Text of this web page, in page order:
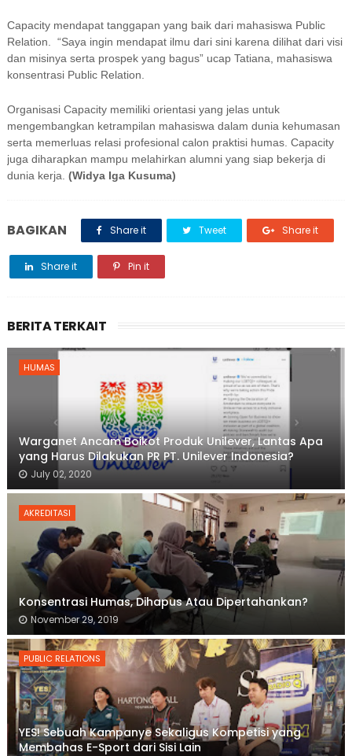
Capacity mendapat tanggapan yang baik dari mahasiswa Public
Relation. “Saya ingin mendapat ilmu dari sini karena dilihat dari visi
dan misinya serta prospek yang bagus” ucap Tatiana, mahasiswa
konsentrasi Public Relation.
Organisasi Capacity memiliki orientasi yang jelas untuk
mengembangkan ketrampilan mahasiswa dalam dunia kehumasan
serta memerluas relasi profesional calon praktisi humas. Capacity
juga diharapkan mampu melahirkan alumni yang siap bekerja di
dunia kerja. (Widya Iga Kusuma)
BAGIKAN Share it Tweet Share it
Share it Pin it
BERITA TERKAIT
HUMAS
Warganet Ancam Boikot Produk Unilever, Lantas Apa
yang Harus Dilakukan PR PT. Unilever Indonesia?
July 02, 2020
AKREDITASI
Konsentrasi Humas, Dihapus Atau Dipertahankan?
November 29, 2019
PUBLIC RELATIONS
YES! Sebuah Kampanye Sekaligus Kompetisi yang
Membahas E-Sport dari Sisi Lain